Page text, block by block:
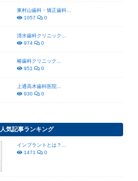
東村山歯科・矯正歯科...
1057
0
清水歯科クリニック...
974
0
椿歯科クリニック...
951
0
上通高木歯科医院...
930
0
人気記事ランキング
インプラントとは？...
1471
0